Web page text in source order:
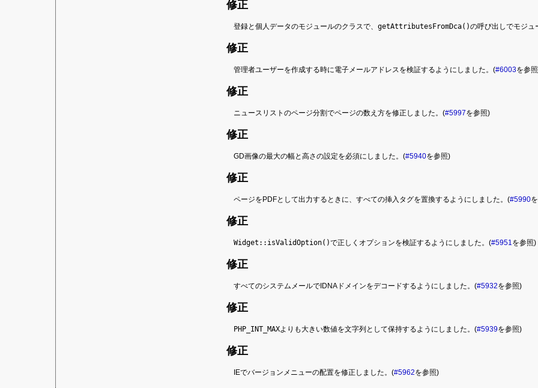
修正
登録と個人データのモジュールのクラスで、getAttributesFromDca()の呼び出しでモジュ
修正
管理者ユーザーを作成する時に電子メールアドレスを検証するようにしました。(#6003を参
修正
ニュースリストのページ分割でページの数え方を修正しました。(#5997を参照)
修正
GD画像の最大の幅と高さの設定を必須にしました。(#5940を参照)
修正
ページをPDFとして出力するときに、すべての挿入タグを置換するようにしました。(#5990
修正
Widget::isValidOption()で正しくオプションを検証するようにしました。(#5951を参照)
修正
すべてのシステムメールでIDNAドメインをデコードするようにしました。(#5932を参照)
修正
PHP_INT_MAXよりも大きい数値を文字列として保持するようにしました。(#5939を参照)
修正
IEでバージョンメニューの配置を修正しました。(#5962を参照)